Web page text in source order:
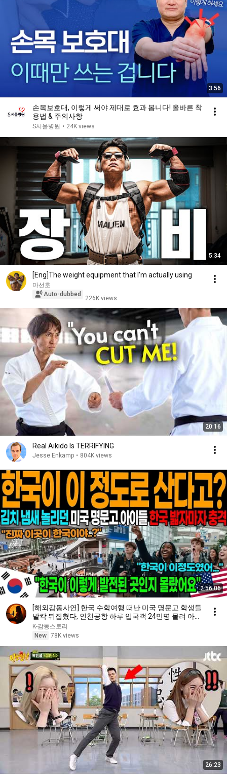
3:56
손목보호대, 이렇게 써야 제대로 효과 봅니다! 올바른 착
용법 & 주의사항
S서울병원 • 24K views
5:34
[Eng]The weight equipment that I'm actually using
마선호
Auto-dubbed
226K views
20:16
Real Aikido Is TERRIFYING
Jesse Enkamp • 804K views
2:56:06
[해외감동사연] 한국 수학여행 떠난 미국 명문고 학생들
발칵 뒤집혔다, 인천공항 하루 입국객 24만명 몰려 아수
라장!
K-감동스토리
New 78K views
26:23